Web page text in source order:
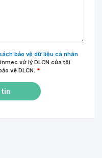
bảo vệ dữ liệu cá nhân
xử lý DLCN của tôi
vệ DLCN. *
tin